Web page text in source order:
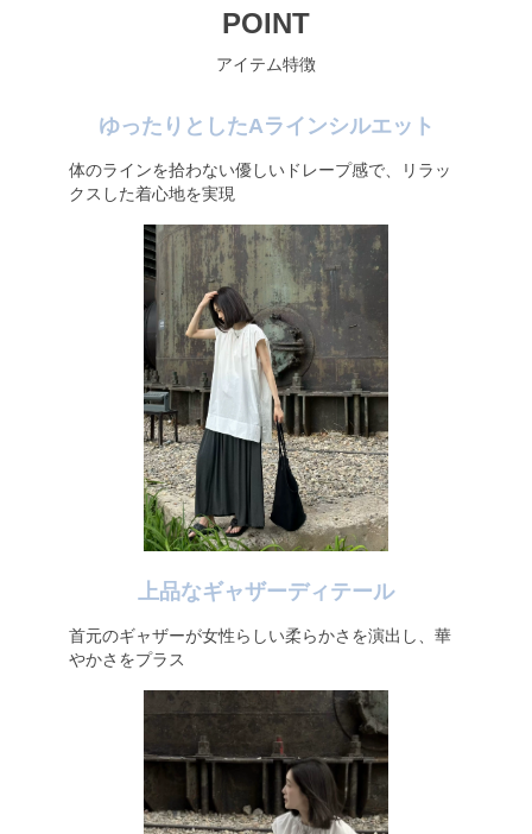
POINT
アイテム特徴
ゆったりとしたAラインシルエット
体のラインを拾わない優しいドレープ感で、リラッ
クスした着心地を実現
上品なギャザーディテール
首元のギャザーが女性らしい柔らかさを演出し、華
やかさをプラス